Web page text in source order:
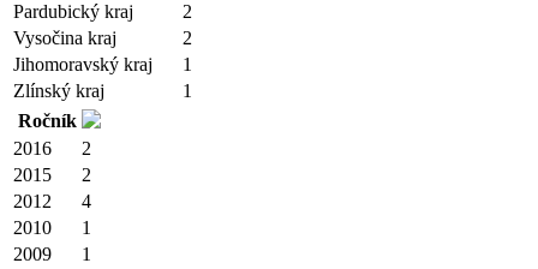
Pardubický kraj
2
Vysočina kraj
2
Jihomoravský kraj
1
Zlínský kraj
1
Ročník
2016
2
2015
2
2012
4
2010
1
2009
1